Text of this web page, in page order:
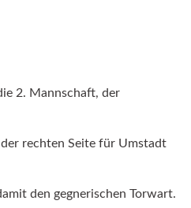
2. Mannschaft, der
rechten Seite für Umstadt
den gegnerischen Torwart.